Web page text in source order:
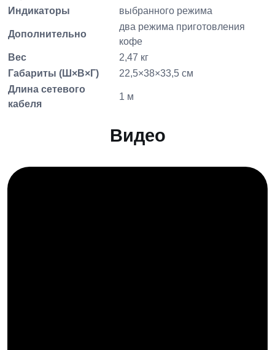
Индикаторы
выбранного режима
Дополнительно
два режима приготовления
кофе
Вес
2,47 кг
Габариты (Ш×В×Г)
22,5×38×33,5 см
Длина сетевого
кабеля
1 м
Видео